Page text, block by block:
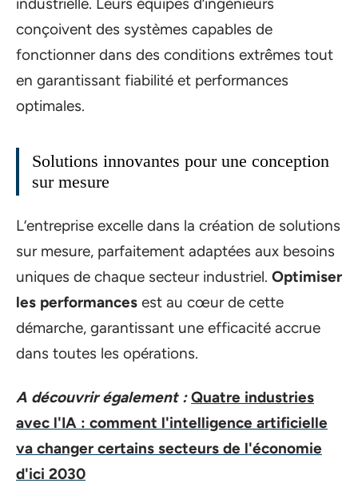
conçoivent des systèmes capables de
fonctionner dans des conditions extrêmes tout
en garantissant fiabilité et performances
optimales.
Solutions innovantes pour une conception
sur mesure
L’entreprise excelle dans la création de solutions
sur mesure, parfaitement adaptées aux besoins
uniques de chaque secteur industriel. Optimiser
les performances est au cœur de cette
démarche, garantissant une efficacité accrue
dans toutes les opérations.
A découvrir également : Quatre industries
avec l'IA : comment l'intelligence artificielle
va changer certains secteurs de l'économie
d'ici 2030